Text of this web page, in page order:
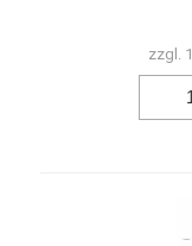
zzgl.